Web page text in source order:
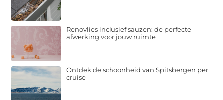
Renovlies inclusief sauzen: de perfecte
afwerking voor jouw ruimte
Ontdek de schoonheid van Spitsbergen per
cruise